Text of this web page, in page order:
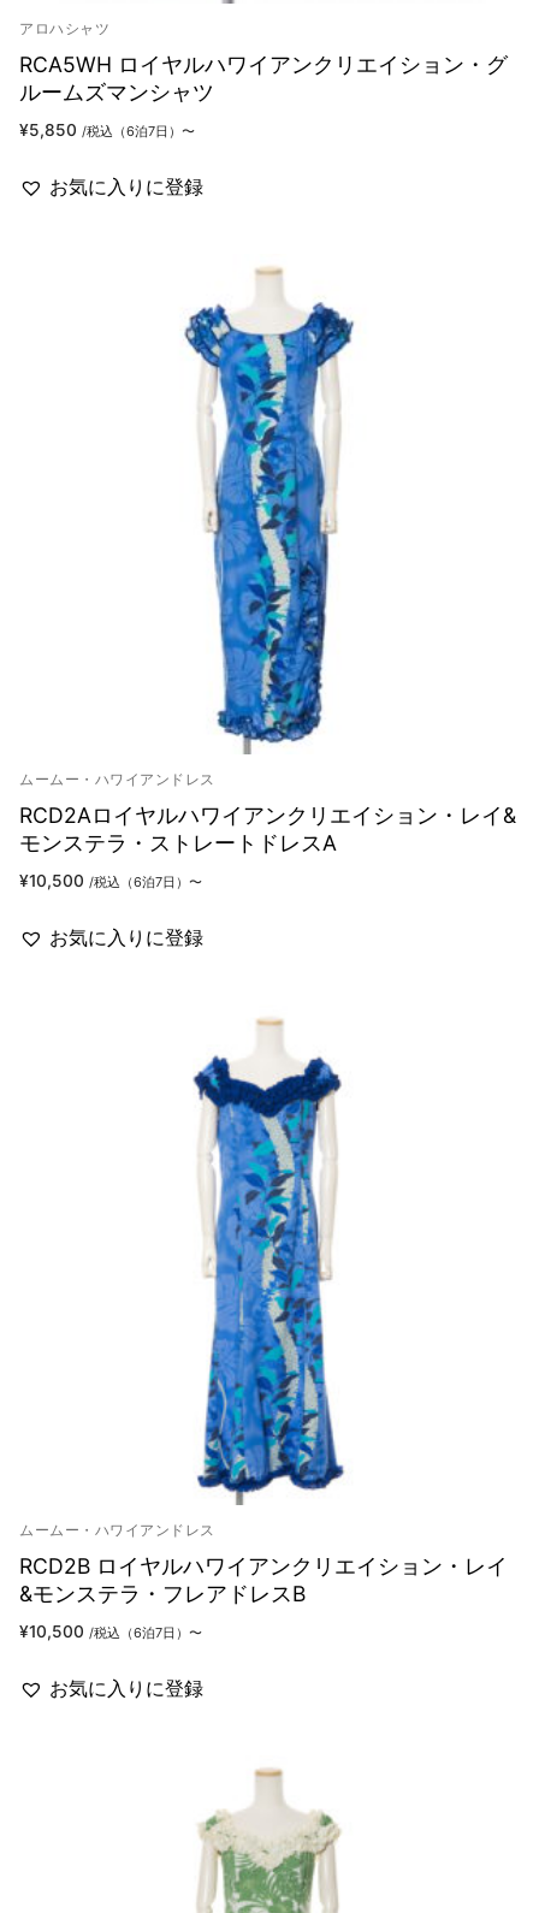
アロハシャツ
RCA5WH ロイヤルハワイアンクリエイション・グ
ルームズマンシャツ
¥5,850 /税込（6泊7日）〜
お気に入りに登録
ムームー・ハワイアンドレス
RCD2Aロイヤルハワイアンクリエイション・レイ&
モンステラ・ストレートドレスA
¥10,500 /税込（6泊7日）〜
お気に入りに登録
ムームー・ハワイアンドレス
RCD2B ロイヤルハワイアンクリエイション・レイ
&モンステラ・フレアドレスB
¥10,500 /税込（6泊7日）〜
お気に入りに登録